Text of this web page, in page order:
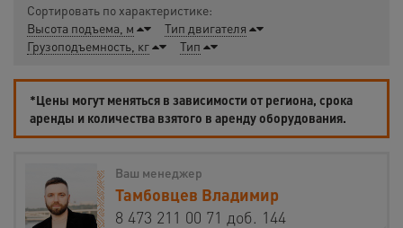
Сортировать по характеристике:
Высота подъема, м
Тип двигателя
Грузоподъемность, кг
Тип
*Цены могут меняться в зависимости от региона, срока
аренды и количества взятого в аренду оборудования.
Ваш менеджер
Тамбовцев Владимир
8 473 211 00 71 доб. 144